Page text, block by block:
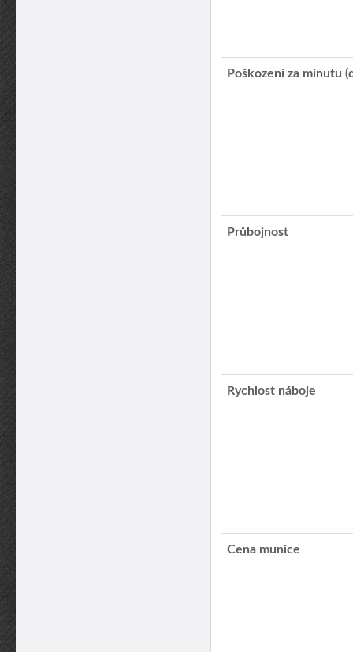
Poškození za minutu
Průbojnost
Rychlost náboje
Cena munice